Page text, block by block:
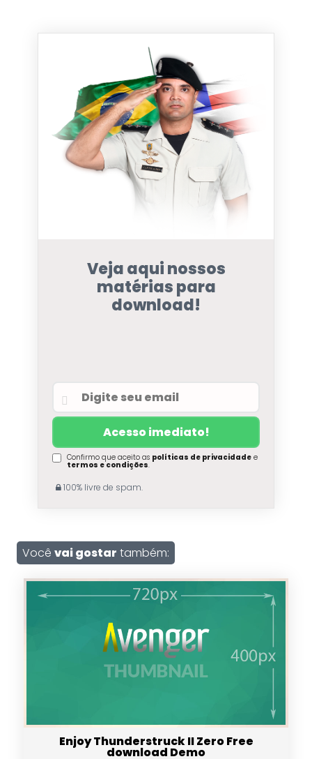
Veja aqui nossos
matérias para
download!
Confirmo que aceito as políticas de privacidadee
termos e condições.
100% livre de spam.
Você vai gostar também:
Enjoy Thunderstruck II Zero Free
download Demo